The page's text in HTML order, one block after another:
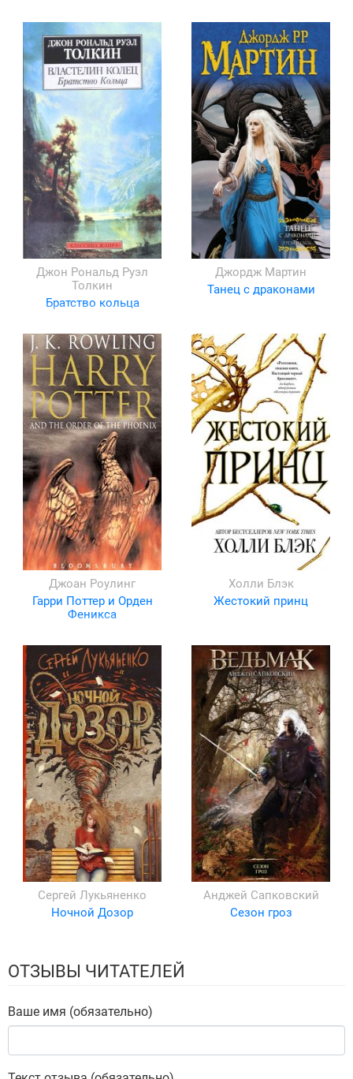
Джон Рональд Руэл
Толкин
Братство кольца
Джордж Мартин
Танец с драконами
Джоан Роулинг
Гарри Поттер и Орден
Феникса
Холли Блэк
Жестокий принц
Сергей Лукьяненко
Ночной Дозор
Анджей Сапковский
Сезон гроз
ОТЗЫВЫ ЧИТАТЕЛЕЙ
Ваше имя (обязательно)